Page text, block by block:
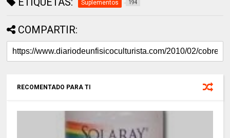
Suplementos 194
COMPARTIR:
RECOMENTADO PARA TI